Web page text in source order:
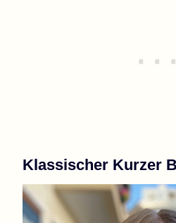
Klassischer Kurzer